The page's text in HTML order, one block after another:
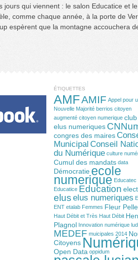
jours qui viennent : le salon Educatice et
comme chaque année, à la porte de
espèrent que la montagne accouchera
ÉTIQUETTES
AMFAMIF Appel pour
Nouvelle Majorité berrios citoyen
augmenté citoyen numerique
elus numeriques
congres des maires
Municipal Conseil
du Numérique culture
Cumul des mandats data
Démocratie ecole
numerique Educatec
Educatice Education
elus elus numeriques
ENT etalab Femmes Fleur
Haut Débit et Très Haut Débit
Plagnol Innovation numérique
MEDEF muicipales 2014
Citoyens
Open Data oppidum